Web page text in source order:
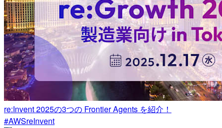
re:Invent 2025の3つの Frontier Agents を紹介！
#AWSreInvent